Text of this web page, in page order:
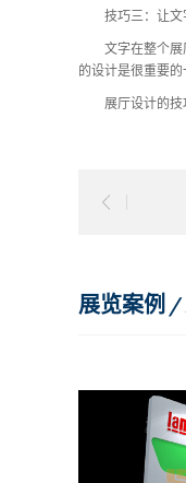
技巧三：让文
文字在整个展厅
的设计是很重要的
展厅设计的技巧
展览案例 /